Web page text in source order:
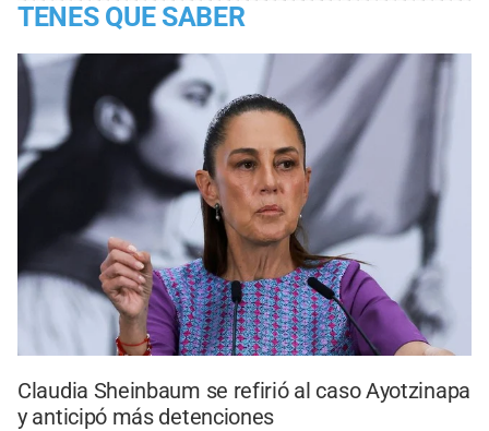
TENES QUE SABER
Claudia Sheinbaum se refirió al caso Ayotzinapa
y anticipó más detenciones